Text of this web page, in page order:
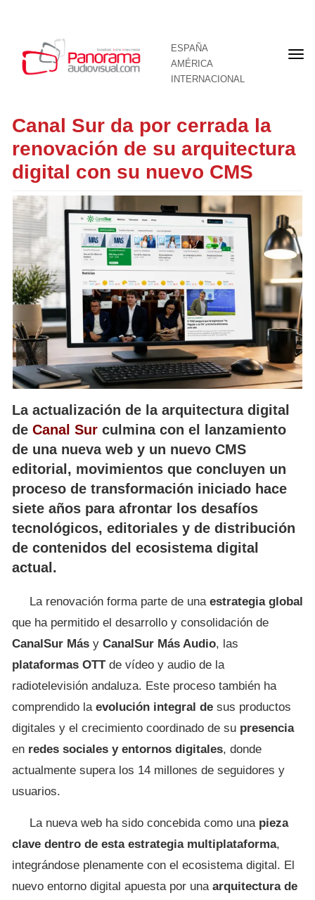
ESPAÑA
AMÉRICA
INTERNACIONAL
Canal Sur da por cerrada la
renovación de su arquitectura
digital con su nuevo CMS
La actualización de la arquitectura digital
de Canal Sur culmina con el lanzamiento
de una nueva web y un nuevo CMS
editorial, movimientos que concluyen un
proceso de transformación iniciado hace
siete años para afrontar los desafíos
tecnológicos, editoriales y de distribución
de contenidos del ecosistema digital
actual.
La renovación forma parte de una estrategia global
que ha permitido el desarrollo y consolidación de
CanalSur Más y CanalSur Más Audio, las
plataformas OTTde vídeo y audio de la
radiotelevisión andaluza. Este proceso también ha
comprendido la evolución integral de sus productos
digitales y el crecimiento coordinado de su presencia
en redes sociales y entornos digitales, donde
actualmente supera los 14 millones de seguidores y
usuarios.
La nueva web ha sido concebida como una pieza
clave dentro de esta estrategia multiplataforma,
integrándose plenamente con el ecosistema digital. El
nuevo entorno digital apuesta por una arquitectura de